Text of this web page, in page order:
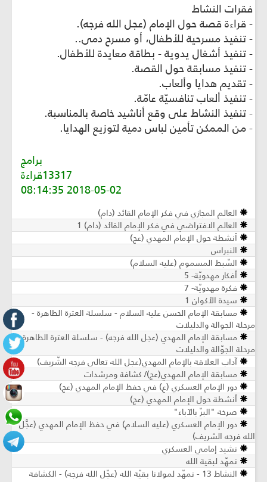
فقرات النشاط
- قراءة قصة حول الإمام (عجل الله فرجه).
- تنفيذ مسرحية للأطفال، أو مسرح دمى..
- تنفيذ أشغال يدوية - بطاقة معايدة للأطفال.
- تنفيذ مسابقة حول القصة.
- تقديم هدايا وألعاب.
- تنفيذ ألعاب تنافسيّة عامّة.
- تنفيذ النشاط على وقع أناشيد خاصة بالمناسبة.
- من الممكن تأمين لباس دمية لتوزيع الهدايا.
برامج
13317قراءة
2018-05-02 08:14:35
العالم المجازي في فكر الإمام القائد (دام)
العالم الافتراضي في فكر الإمام القائد (دام) 1
أنشطة حول الإمام المهدي (عج)
النبراس
السّبط المسموم (عليه السلام)
أفكار مهدويّة- 5
فكرة مهدويّة- 7
سيدة الأكوان 1
مسابقة الإمام الحسن عليه السلام - سلسلة العترة الطاهرة -
مرحلة الجوالة والدليلات
مسابقة الإمام المهدي (عجل الله فرجه) - سلسلة العترة الطاهرة -
مرحلة الجوّالة والدليلات
آداب العلاقة بالإمام المهدي(عجل الله تعالى فرجه الشّريف)
مسابقة الإمام المهدي(عج)/ كشافة ومرشدات
دور الإمام العسكري (ع) في حفظ الإمام المهدي (عج)
أنشطة حول الإمام المهدي (عج)
صرخة "البرّ بالآباء"
دور الإمام العسكري (عليه السلام) في حفظ الإمام المهدي (عجَّل
الله فرجه الشريف)
نشيد إمامي العسكري
نمهّد لبقية الله
النشاط 13 - نمهّد لمولانا بقيّة الله (عجّل الله فرجه) - الكشافة